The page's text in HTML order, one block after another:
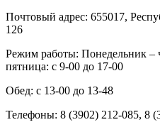
Почтовый адрес: 655017,
126
Режим работы: Понедельник –
пятница: с 9-00 до 17-00
Обед: с 13-00 до 13-48
Телефоны: 8 (3902) 212-085, 8